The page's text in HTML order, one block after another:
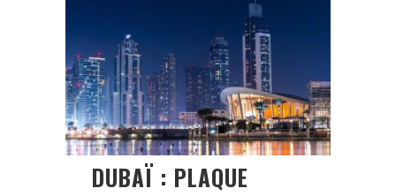
DUBAÏ : PLAQUE